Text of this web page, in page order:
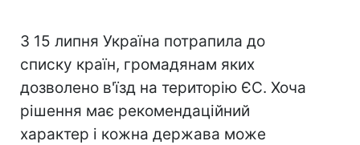
З 15 липня Україна потрапила до
списку країн, громадянам яких
дозволено в'їзд на територію ЄС. Хоча
рішення має рекомендаційний
характер і кожна держава може